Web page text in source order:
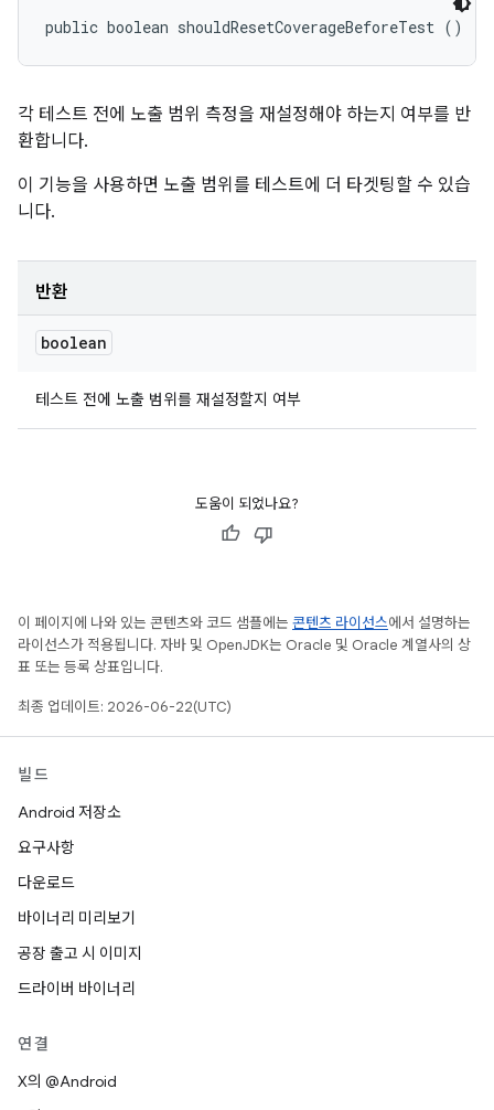
public boolean shouldResetCoverageBeforeTest ()
각 테스트 전에 노출 범위 측정을 재설정해야 하는지 여부를 반
환합니다.
이 기능을 사용하면 노출 범위를 테스트에 더 타겟팅할 수 있습
니다.
반환
boolean
테스트 전에 노출 범위를 재설정할지 여부
도움이 되었나요?
이 페이지에 나와 있는 콘텐츠와 코드 샘플에는 콘텐츠 라이선스에서 설명하는
라이선스가 적용됩니다. 자바 및 OpenJDK는 Oracle 및 Oracle 계열사의 상
표 또는 등록 상표입니다.
최종 업데이트: 2026-06-22(UTC)
빌드
Android 저장소
요구사항
다운로드
바이너리 미리보기
공장 출고 시 이미지
드라이버 바이너리
연결
X의 @Android